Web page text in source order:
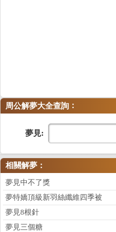
周公解夢大全查詢 ：
夢見:
相關解夢：
夢見中不了獎
夢特嬌頂級新羽絲纖維四季被
夢見8根針
夢見三個糖